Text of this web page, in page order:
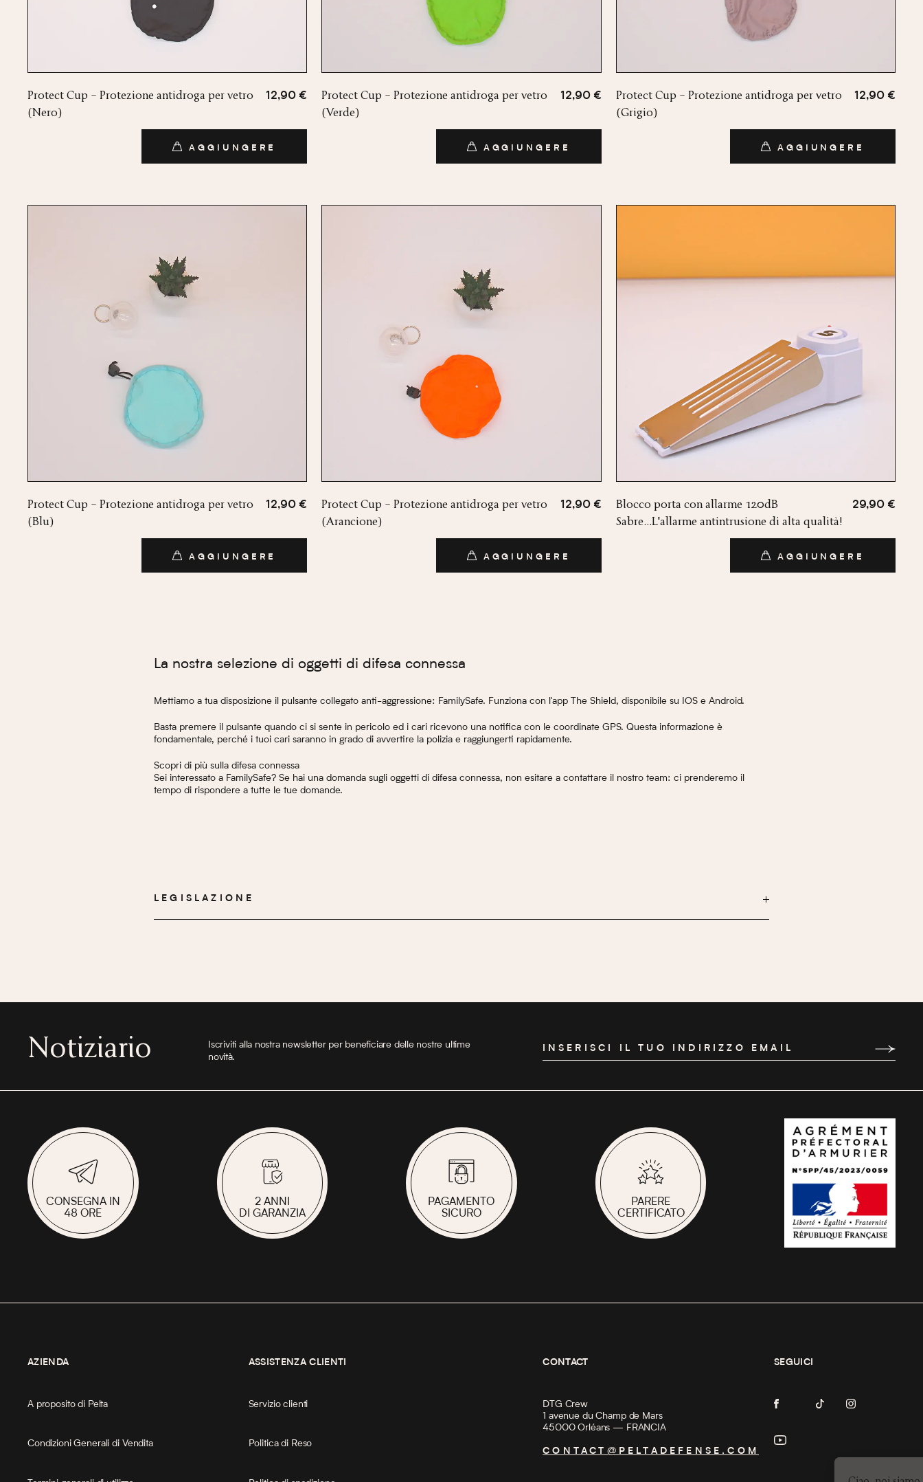
Protect Cup – Protezione antidroga per vetro
(Nero)
12,90 €
AGGIUNGERE
Protect Cup – Protezione antidroga per vetro
(Verde)
12,90 €
AGGIUNGERE
Protect Cup – Protezione antidroga per vetro
(Grigio)
12,90 €
AGGIUNGERE
Protect Cup – Protezione antidroga per vetro
(Blu)
12,90 €
AGGIUNGERE
Protect Cup – Protezione antidroga per vetro
(Arancione)
12,90 €
AGGIUNGERE
Blocco porta con allarme 120dB
Sabre...L'allarme antintrusione di alta qualità!
29,90 €
AGGIUNGERE
La nostra selezione di oggetti di difesa connessa
Mettiamo a tua disposizione il pulsante collegato anti-aggressione: FamilySafe. Funziona con l'app The Shield, disponibile su IOS e Android.
Basta premere il pulsante quando ci si sente in pericolo ed i cari ricevono una notifica con le coordinate GPS. Questa informazione è
fondamentale, perché i tuoi cari saranno in grado di avvertire la polizia e raggiungerti rapidamente.
Scopri di più sulla difesa connessa
Sei interessato a FamilySafe? Se hai una domanda sugli oggetti di difesa connessa, non esitare a contattare il nostro team: ci prenderemo il
tempo di rispondere a tutte le tue domande.
LEGISLAZIONE
Notiziario
Iscriviti alla nostra newsletter per beneficiare delle nostre ultime
novità.
INSERISCI IL TUO INDIRIZZO EMAIL
CONSEGNA IN
48 ORE
2 ANNI
DI GARANZIA
PAGAMENTO
SICURO
PARERE
CERTIFICATO
AZIENDA
A proposito di Pelta
Condizioni Generali di Vendita
ASSISTENZA CLIENTI
Servizio clienti
Politica di Reso
CONTACT
DTG Crew
1 avenue du Champ de Mars
45000 Orléans — FRANCIA
CONTACT@PELTADEFENSE.COM
SEGUICI